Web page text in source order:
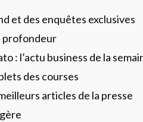
et des enquêtes exclusives
profondeur
: l’actu business de la
des courses
articles de la presse